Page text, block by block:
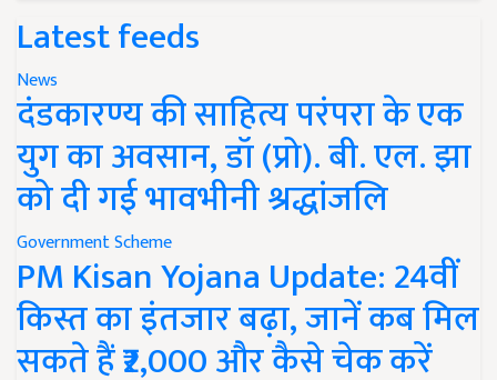
Latest feeds
News
दंडकारण्य की साहित्य परंपरा के एक
युग का अवसान, डॉ (प्रो). बी. एल. झा
को दी गई भावभीनी श्रद्धांजलि
Government Scheme
PM Kisan Yojana Update: 24वीं
किस्त का इंतजार बढ़ा, जानें कब मिल
सकते हैं ₹2,000 और कैसे चेक करें